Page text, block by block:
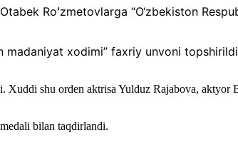
Roʻzmetovlarga “O‘zbekiston
madaniyat xodimi” faxriy unvoni
Xuddi shu orden aktrisa Yulduz Rajabova,
bilan taqdirlandi.